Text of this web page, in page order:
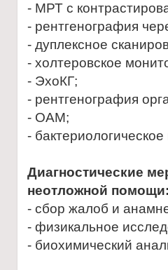
- МРТ с
- рентгенография
- дуплексное
- холтеровское
- ЭхоКГ;
- рентгенография
- ОАМ;
-
Диагностические
неотложной помощи:
- сбор жалоб и
- физикальное
- биохимический